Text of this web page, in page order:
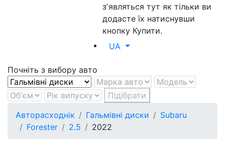
зʼявляться тут як тільки ви
додасте їх натиснувши
кнопку Купити.
UA
Почніть з вибору авто
Підібрати
Авторасходнік
Гальмівні диски
Subaru
Forester
2.5 2022